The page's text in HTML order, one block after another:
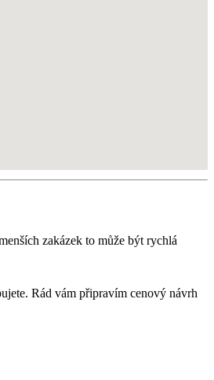
zakázek to může být rychlá
Rád vám připravím cenový návrh